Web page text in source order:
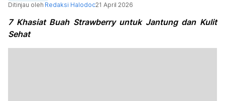
Ditinjau oleh Redaksi Halodoc21 April 2026
7 Khasiat Buah Strawberry untuk Jantung dan Kulit
Sehat